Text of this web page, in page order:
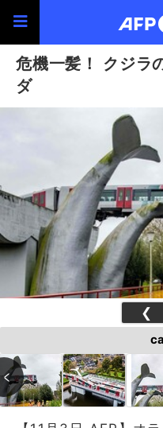
危機一髪！ クジラ
ダ
❮